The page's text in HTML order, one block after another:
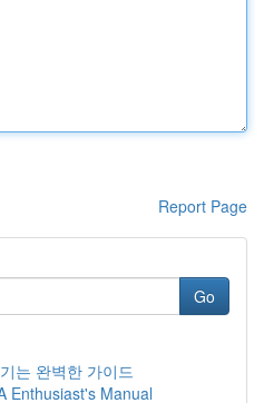
Report Page
Go
는 완벽한 가이드
Enthusiast's Manual